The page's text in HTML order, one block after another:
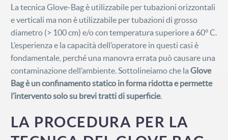
La tecnica Glove-Bag è utilizzabile per tubazioni orizzontali
e verticali ma non è utilizzabile per tubazioni di grosso
diametro (> 100 cm) e/o con temperatura superiore a 60° C.
L’esperienza e la capacità dell’operatore in questi casi è
fondamentale, perché una manovra errata può causare una
contaminazione dell’ambiente. Sottolineiamo che la Glove
Bag è un confinamento statico in forma ridotta e permette
l’intervento solo su brevi tratti di superficie.
LA PROCEDURA PER LA
VUOI UN PREVENTIVO SU MISURA?
COMPILA IL FORM QUI SOTTO